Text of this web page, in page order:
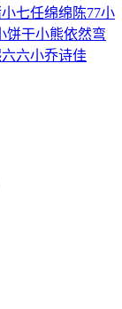
七任绵绵 陈77小
饼干小熊依然弯
六六小乔诗佳